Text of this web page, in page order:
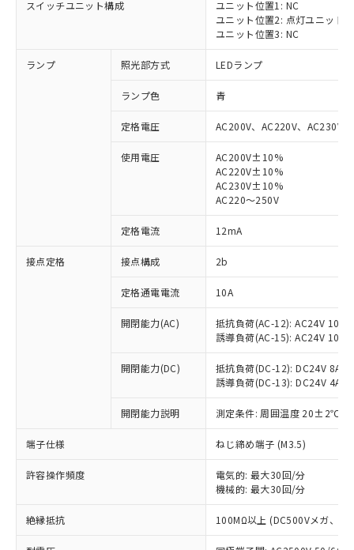
スイッチユニット構成
ユニット位置1: NC
ユニット位置2: 点灯ユニット
ユニット位置3: NC
ランプ 照光部方式 LEDランプ
ランプ色 青
定格電圧 AC200V、AC220V、AC230V
使用電圧
AC200V±10%
AC220V±10%
AC230V±10%
AC220～250V
定格電流 12mA
接点定格 接点構成 2b
定格通電電流 10A
開閉能力(AC)
抵抗負荷(AC-12): AC24V 10A/
誘導負荷(AC-15): AC24V
開閉能力(DC)
抵抗負荷(DC-12): DC24V 8A/
誘導負荷(DC-13): DC24V 4A/
開閉能力説明 測定条件: 周囲温度 20±2℃、
端子仕様 ねじ締め端子 (M3.5)
許容操作頻度
電気的: 最大30回/分
機械的: 最大30回/分
絶縁抵抗 100MΩ以上 (DC500Vメガ、点
以下の条件をお読みいただき、同意のうえ
本サービスは、当社制御機器事業取扱
商品の当社在庫状況および標準価格
(税抜)を提供させていただくもので
本サービスの対象外となる商品もある
ことをご了承ください。
在庫状況および標準価格照会結果は、
記載している更新日時点での社内デー
タに基づき作成されるものであり、閲
覧された時点での実際の在庫および標
対応済み：EU RoHS指令（10物質）の
非含有に対応した製品が提供可能な商品で
対応予定：EU RoHS指令（10物質）の非含
有に対応した製品に切り替える予定のある
対応予定なし：EU RoHS指令（10物質）の
非含有に非対応の商品で、対応品を出す予
調査・確認中：EU RoHS指令（10物質）の
非含有の対応状況を調査中または確認中の
非該当品：ライセンス料など無形物で、有
害物質有無と関係のない商品です。
仕入先様の事情により、非含有部品として
いたものが、含有品と判明した場合などや
むを得ず変更することがあります。
鉛(Pb) 1000ppm以下、 水銀(Hg) 1000ppm以下、 カド
六価クロム(Cr(Ⅵ)) 1000ppm以下、ポリ臭化ビフェニル
※1 中国RoHS○×表
「○」：最大均質材料含有率が中国RoHSの
基準値以下であることを示します。
「×」：最大均質材料含有率が中国RoHSの
基準値を超えていることを示します。
「－」：未確認です。当社販売部門へお問
*中国RoHS10物質の基準値 (GB/T26572)：
Pb(鉛) :1000ppm、 Hg(水銀) : 1000ppm、 Cd(カドミウ
当社は、これら貴社製品のうち、外国
為替および外国貿易法に定める商品
（以下｢規制貨物等」という）を輸出
または国外への提供する場合は、日本
国政府の輸出許可(または役務取引許
可)を取得するなどの必要な手続きを